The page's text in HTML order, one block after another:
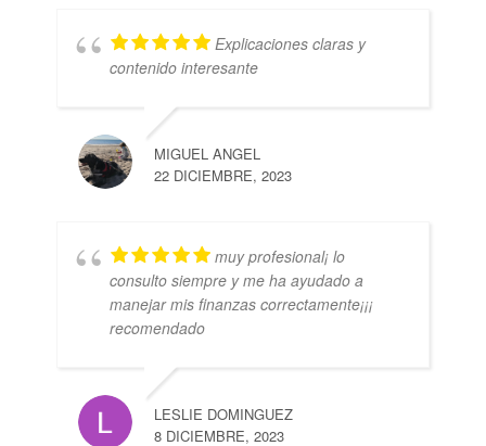
Explicaciones claras y
contenido interesante
MIGUEL ANGEL
22 DICIEMBRE, 2023
muy profesional¡ lo
consulto siempre y me ha ayudado a
manejar mis finanzas correctamente¡¡¡
recomendado
LESLIE DOMINGUEZ
8 DICIEMBRE, 2023